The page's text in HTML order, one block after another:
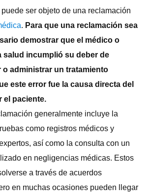
ser objeto de una reclamación
. Para que una reclamación sea
demostrar que el médico o
salud incumplió su deber de
o administrar un tratamiento
este error fue la causa directa del
el paciente.
generalmente incluye la
como registros médicos y
así como la consulta con un
en negligencias médicas. Estos
a través de acuerdos
en muchas ocasiones pueden llegar